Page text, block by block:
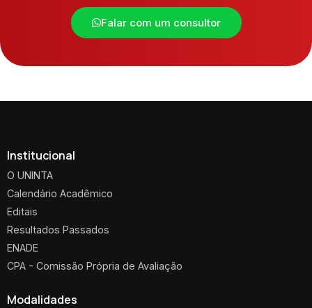
Falar com um consultor
Institucional
O UNINTA
Calendário Acadêmico
Editais
Resultados Passados
ENADE
CPA - Comissão Própria de Avaliação
Modalidades